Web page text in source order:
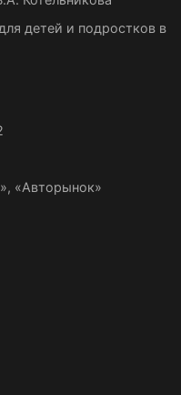
детей и подростков в
«Авторынок»